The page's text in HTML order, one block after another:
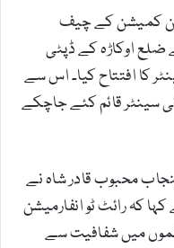
کمیشن کے چیف
ضلع اوکاڑہ کے ڈپٹی
کا افتتاح کیا۔ اس سے
سینٹر قائم کئے جاچکے
محبوب قادر شاہ نے
کہ رائٹ ٹو انفارمیشن
میں شفافیت سے